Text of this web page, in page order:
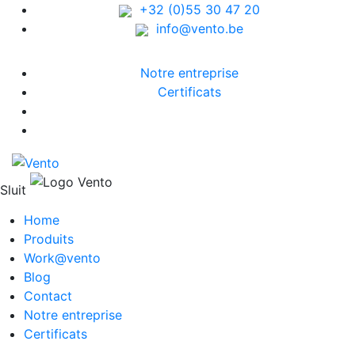
+32 (0)55 30 47 20
info@vento.be
Notre entreprise
Certificats
Sluit
Home
Produits
Work@vento
Blog
Contact
Notre entreprise
Certificats